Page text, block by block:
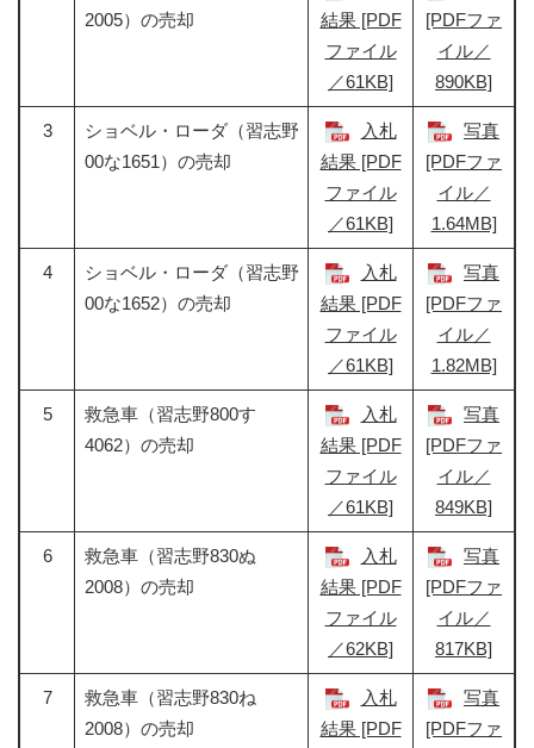
2005）の売却
結果 [PDF
ファイル
／61KB]
[PDFファ
イル／
890KB]
3
ショベル・ローダ（習志野
00な1651）の売却
入札
結果 [PDF
ファイル
／61KB]
写真
[PDFファ
イル／
1.64MB]
4
ショベル・ローダ（習志野
00な1652）の売却
入札
結果 [PDF
ファイル
／61KB]
写真
[PDFファ
イル／
1.82MB]
5
救急車（習志野800す
4062）の売却
入札
結果 [PDF
ファイル
／61KB]
写真
[PDFファ
イル／
849KB]
6
救急車（習志野830ぬ
2008）の売却
入札
結果 [PDF
ファイル
／62KB]
写真
[PDFファ
イル／
817KB]
7
救急車（習志野830ね
2008）の売却
入札
結果 [PDF
写真
[PDFファ